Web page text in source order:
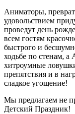
Аниматоры,
удовольствием
проведут день
всем гостям
быстрого и
ходьбе по стенам,
хитроумные
препятствия и в
сладкое угощение!
Мы предлагаем не
Детский Праздник!